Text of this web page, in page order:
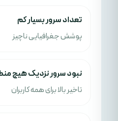
تعداد سرور بسیار کم
پوشش جغرافیایی ناچیز
نبود سرور نزدیک هیچ
تاخیر بالا برای همه کاربران